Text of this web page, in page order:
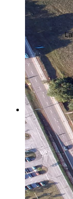
Dokumenti
Statut
Strategija
CIP
Pravo na
Zaštita
Godišnji
Javna nabava
Natječaji za
Zakonodavni
Akti Instituta
Linkovi
Kontakt
webmail
Popularizacija
ERASMUS+
HyPro4ST
DIGIAGRI